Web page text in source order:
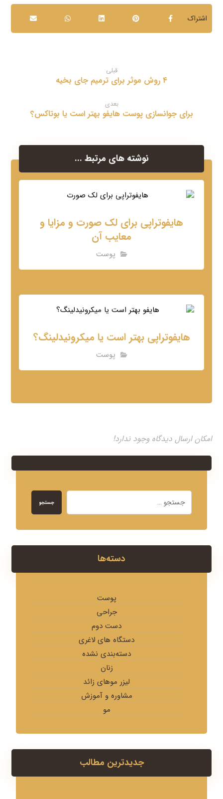
قبلی
۴ روش موثر برای ترمیم جای بخیه
بعدی
برای جوانسازی پوست هایفو بهتر است یا بوتاکس؟
نوشته های مرتبط ...
هایفوتراپی برای لک صورت و مزایا و
معایب آن
پوست
هایفوتراپی بهتر است یا میکرونیدلینگ؟
پوست
امکان ارسال دیدگاه وجود ندارد!
جستجو
دسته‌ها
پوست
جراحی
دست دوم
دستگاه های لاغری
دسته‌بندی نشده
زنان
لیزر موهای زائد
مشاوره و آموزش
مو
جدیدترین مطالب